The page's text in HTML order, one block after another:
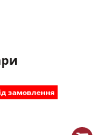
замовлення